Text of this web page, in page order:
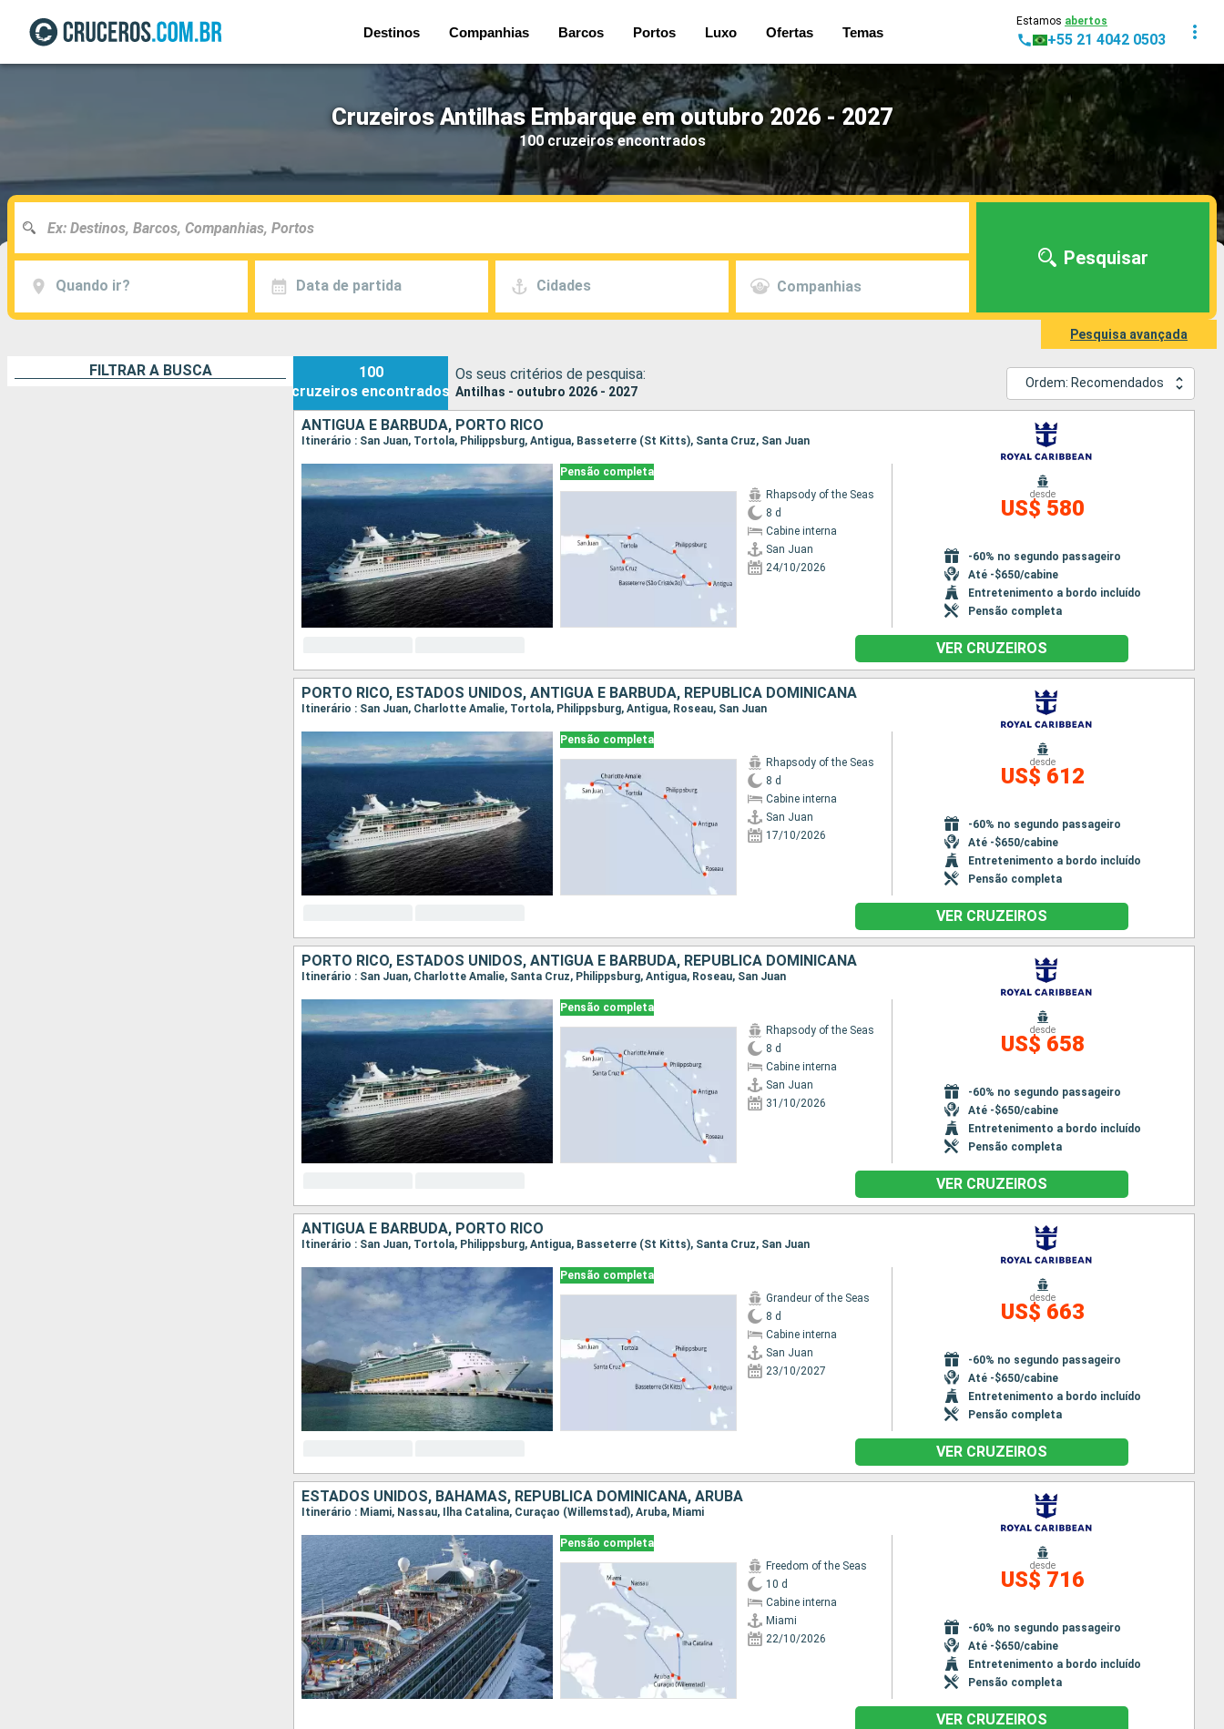
Destinos Companhias Barcos Portos Luxo Ofertas Temas
Estamos abertos
+55 21 4042 0503
Cruzeiros Antilhas Embarque em outubro 2026 - 2027
100 cruzeiros encontrados
Quando ir? Data de partida Cidades Companhias
Pesquisar
Pesquisa avançada
FILTRAR A BUSCA
100
cruzeiros encontrados
Os seus critérios de pesquisa:
Antilhas - outubro 2026 - 2027
Ordem: Recomendados
ANTIGUA E BARBUDA, PORTO RICO
Itinerário : San Juan, Tortola, Philippsburg, Antigua, Basseterre (St Kitts), Santa Cruz, San Juan
Pensão completa
Rhapsody of the Seas
8 d
Cabine interna
San Juan
24/10/2026
desde
US$ 580
-60% no segundo passageiro
Até -$650/cabine
Entretenimento a bordo incluído
Pensão completa
VER CRUZEIROS
PORTO RICO, ESTADOS UNIDOS, ANTIGUA E BARBUDA, REPUBLICA DOMINICANA
Itinerário : San Juan, Charlotte Amalie, Tortola, Philippsburg, Antigua, Roseau, San Juan
Pensão completa
Rhapsody of the Seas
8 d
Cabine interna
San Juan
17/10/2026
desde
US$ 612
-60% no segundo passageiro
Até -$650/cabine
Entretenimento a bordo incluído
Pensão completa
VER CRUZEIROS
PORTO RICO, ESTADOS UNIDOS, ANTIGUA E BARBUDA, REPUBLICA DOMINICANA
Itinerário : San Juan, Charlotte Amalie, Santa Cruz, Philippsburg, Antigua, Roseau, San Juan
Pensão completa
Rhapsody of the Seas
8 d
Cabine interna
San Juan
31/10/2026
desde
US$ 658
-60% no segundo passageiro
Até -$650/cabine
Entretenimento a bordo incluído
Pensão completa
VER CRUZEIROS
ANTIGUA E BARBUDA, PORTO RICO
Itinerário : San Juan, Tortola, Philippsburg, Antigua, Basseterre (St Kitts), Santa Cruz, San Juan
Pensão completa
Grandeur of the Seas
8 d
Cabine interna
San Juan
23/10/2027
desde
US$ 663
-60% no segundo passageiro
Até -$650/cabine
Entretenimento a bordo incluído
Pensão completa
VER CRUZEIROS
ESTADOS UNIDOS, BAHAMAS, REPUBLICA DOMINICANA, ARUBA
Itinerário : Miami, Nassau, Ilha Catalina, Curaçao (Willemstad), Aruba, Miami
Pensão completa
Freedom of the Seas
10 d
Cabine interna
Miami
22/10/2026
desde
US$ 716
-60% no segundo passageiro
Até -$650/cabine
Entretenimento a bordo incluído
Pensão completa
VER CRUZEIROS